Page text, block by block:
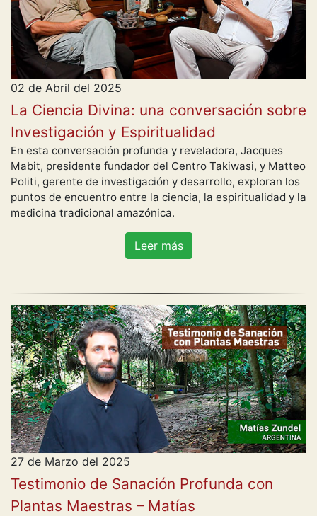
02 de Abril del 2025
La Ciencia Divina: una conversación sobre
Investigación y Espiritualidad
En esta conversación profunda y reveladora, Jacques
Mabit, presidente fundador del Centro Takiwasi, y Matteo
Politi, gerente de investigación y desarrollo, exploran los
puntos de encuentro entre la ciencia, la espiritualidad y la
medicina tradicional amazónica.
Leer más
27 de Marzo del 2025
Testimonio de Sanación Profunda con
Plantas Maestras – Matías